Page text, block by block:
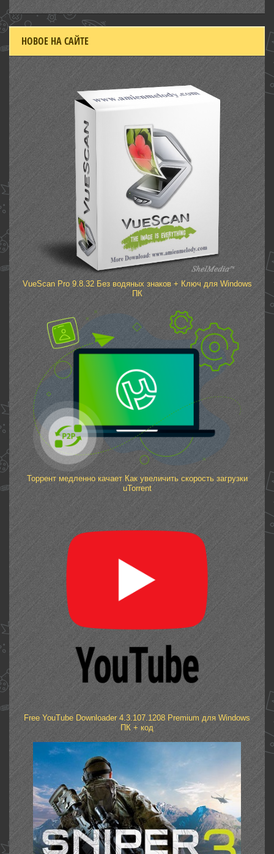
НОВОЕ НА САЙТЕ
VueScan Pro 9.8.32 Без водяных знаков + Ключ для Windows
ПК
Торрент медленно качает Как увеличить скорость загрузки
uTorrent
Free YouTube Downloader 4.3.107.1208 Premium для Windows
ПК + код